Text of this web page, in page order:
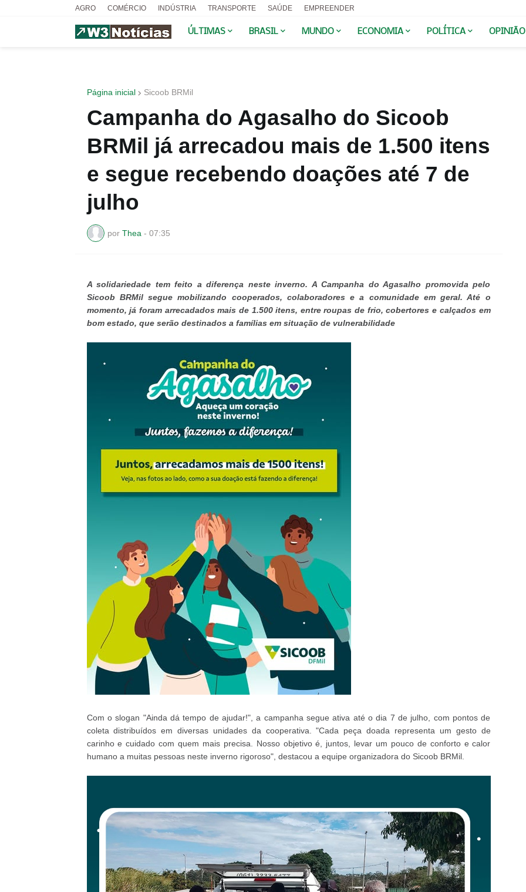
AGRO COMÉRCIO INDÚSTRIA TRANSPORTE SAÚDE EMPREENDER
ÚLTIMAS BRASIL MUNDO ECONOMIA POLÍTICA OPINIÃO
Página inicial Sicoob BRMil
Campanha do Agasalho do Sicoob
BRMil já arrecadou mais de 1.500 itens
e segue recebendo doações até 7 de
julho
por Thea - 07:35
A solidariedade tem feito a diferença neste inverno. A Campanha do Agasalho promovida pelo
Sicoob BRMil segue mobilizando cooperados, colaboradores e a comunidade em geral. Até o
momento, já foram arrecadados mais de 1.500 itens, entre roupas de frio, cobertores e calçados em
bom estado, que serão destinados a famílias em situação de vulnerabilidade
Com o slogan "Ainda dá tempo de ajudar!", a campanha segue ativa até o dia 7 de julho, com pontos de
coleta distribuídos em diversas unidades da cooperativa. "Cada peça doada representa um gesto de
carinho e cuidado com quem mais precisa. Nosso objetivo é, juntos, levar um pouco de conforto e calor
humano a muitas pessoas neste inverno rigoroso", destacou a equipe organizadora do Sicoob BRMil.